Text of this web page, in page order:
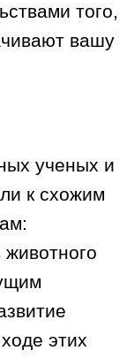
того,
вашу
ученых и
к схожим
этих